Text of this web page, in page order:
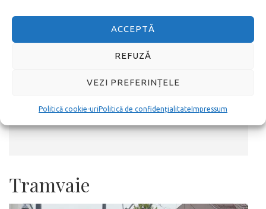
ACCEPTĂ
REFUZĂ
VEZI PREFERINȚELE
Politică cookie-uriPolitică de confidențialitateImpressum
Aflați din articolul nostru cum să ajungeți
Berlin în centrul său.
Tramvaie